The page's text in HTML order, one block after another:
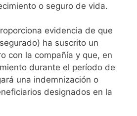
o seguro de vida.
evidencia de que
ha suscrito un
con la compañía y que, en
durante el período de
una indemnización o
designados en la